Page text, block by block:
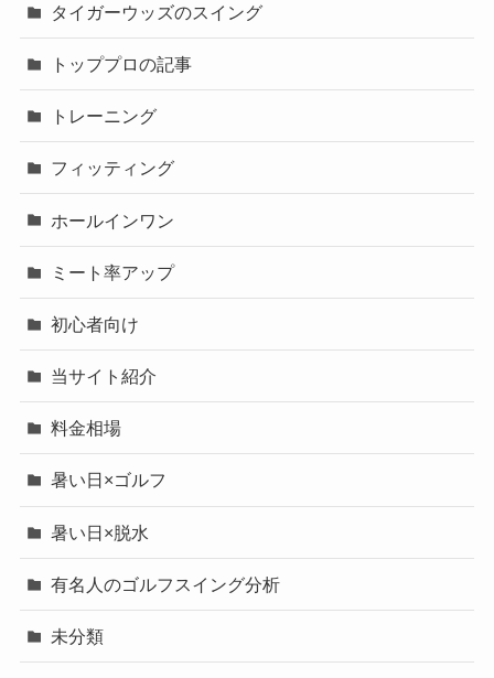
タイガーウッズのスイング
トッププロの記事
トレーニング
フィッティング
ホールインワン
ミート率アップ
初心者向け
当サイト紹介
料金相場
暑い日×ゴルフ
暑い日×脱水
有名人のゴルフスイング分析
未分類